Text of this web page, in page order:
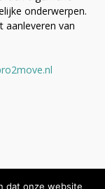
onderwerpen.
van
dat onze website